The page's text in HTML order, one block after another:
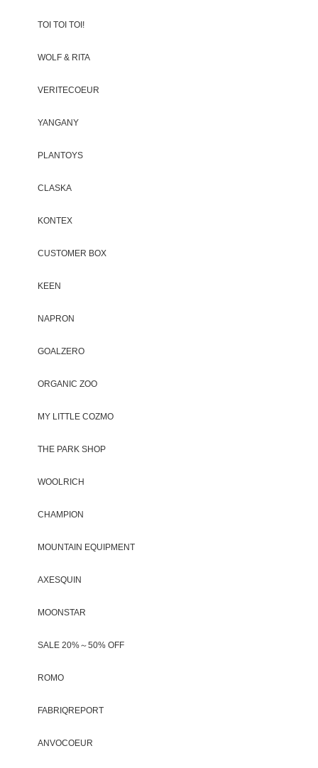
TOI TOI TOI!
WOLF & RITA
VERITECOEUR
YANGANY
PLANTOYS
CLASKA
KONTEX
CUSTOMER BOX
KEEN
NAPRON
GOALZERO
ORGANIC ZOO
MY LITTLE COZMO
THE PARK SHOP
WOOLRICH
CHAMPION
MOUNTAIN EQUIPMENT
AXESQUIN
MOONSTAR
SALE 20%～50% OFF
ROMO
FABRIQREPORT
ANVOCOEUR